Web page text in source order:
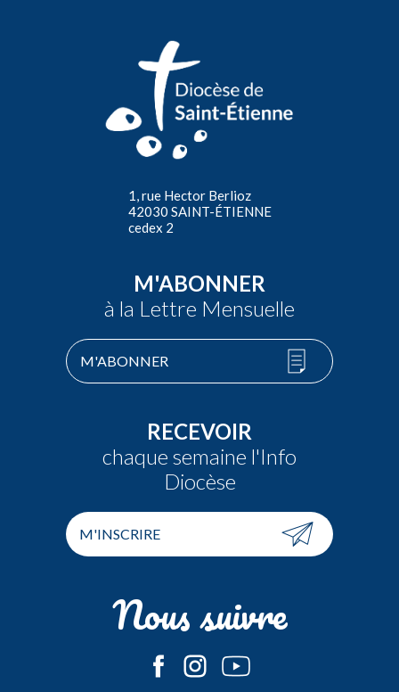
1, rue Hector Berlioz
42030 SAINT-ÉTIENNE
cedex 2
M'ABONNER
à la Lettre Mensuelle
M'ABONNER
RECEVOIR
chaque semaine l'Info
Diocèse
M'INSCRIRE
Nous suivre